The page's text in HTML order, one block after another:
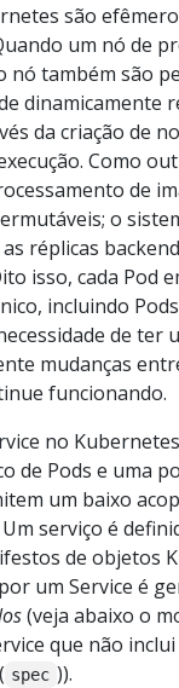
são
um nó de
nó também são
dinamicamente
da criação de
Como
de
o
réplicas
isso, cada Pod
incluindo
de ter
mudanças
funcionando.
no
de Pods e uma
um baixo
serviço é
de objetos
um Service é
(veja abaixo o
que não
spec )).